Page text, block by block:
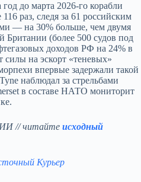
до марта 2026-го корабли
раз, следя за 61 российским
— на 30% больше, чем двумя
Британии (более 500 судов под
доходов РФ на 24% в
силы на эскорт «теневых»
впервые задержали такой
наблюдал за стрельбами
в составе НАТО мониторит
ИИ // читайте исходный
Курьер